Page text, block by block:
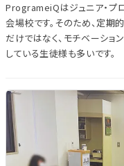
ProgrameiQはジュニア・プ
会場校です。そのため、定期
だけではなく、モチベーショ
している生徒様も多いです。